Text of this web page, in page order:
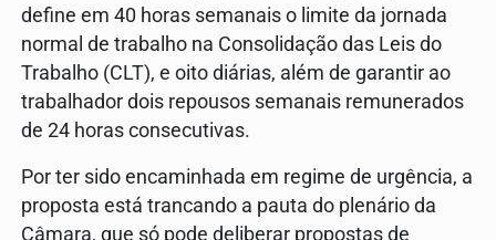
define em 40 horas semanais o limite da jornada
normal de trabalho na Consolidação das Leis do
Trabalho (CLT), e oito diárias, além de garantir ao
trabalhador dois repousos semanais remunerados
de 24 horas consecutivas.
Por ter sido encaminhada em regime de urgência, a
proposta está trancando a pauta do plenário da
Câmara, que só pode deliberar propostas de